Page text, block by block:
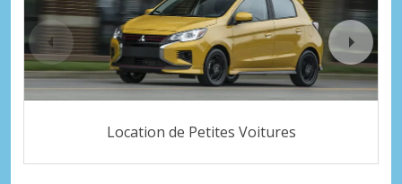
Location de Petites Voitures